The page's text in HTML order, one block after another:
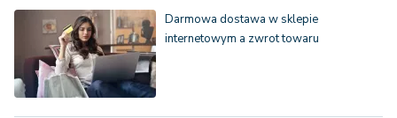
Darmowa dostawa w sklepie
internetowym a zwrot towaru